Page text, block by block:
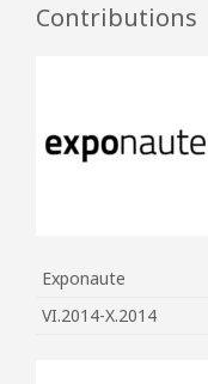
Contributions
Exponaute
VI.2014-X.2014